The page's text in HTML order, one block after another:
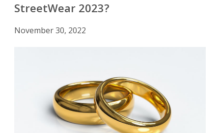
StreetWear 2023?
November 30, 2022